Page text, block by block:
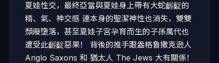
夏娃性交，最終亞當與夏娃身上帶有大蛇齷齪的
精、氣、神交感 連本身的聖潔神性也消失，雙雙
頹廢墮落，甚至夏娃子宮孕育而生的子孫萬代也
遭受此齷齪惡果！ 背後的推手跟盎格鲁撒克逊人
Anglo Saxons 和 猶太人 The Jews 大有關係！